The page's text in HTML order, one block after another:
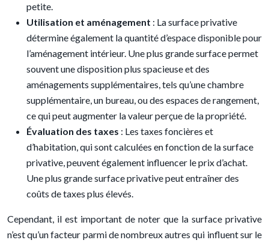
petite.
Utilisation et aménagement : La surface privative
détermine également la quantité d’espace disponible pour
l’aménagement intérieur. Une plus grande surface permet
souvent une disposition plus spacieuse et des
aménagements supplémentaires, tels qu’une chambre
supplémentaire, un bureau, ou des espaces de rangement,
ce qui peut augmenter la valeur perçue de la propriété.
Évaluation des taxes : Les taxes foncières et
d’habitation, qui sont calculées en fonction de la surface
privative, peuvent également influencer le prix d’achat.
Une plus grande surface privative peut entraîner des
coûts de taxes plus élevés.
Cependant, il est important de noter que la surface privative
n’est qu’un facteur parmi de nombreux autres qui influent sur le